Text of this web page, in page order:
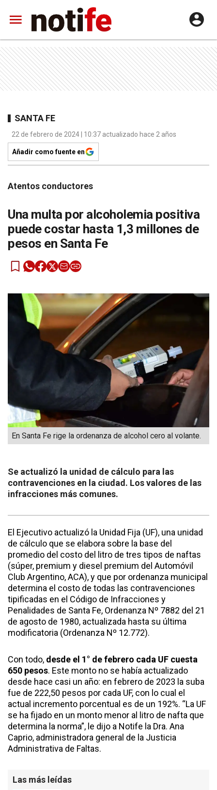
SANTA FE
22 de febrero de 2024 | 10:37 actualizado hace 2 años
Añadir como fuente en
Atentos conductores
Una multa por alcoholemia positiva
puede costar hasta 1,3 millones de
pesos en Santa Fe
En Santa Fe rige la ordenanza de alcohol cero al volante.
Se actualizó la unidad de cálculo para las
contravenciones en la ciudad. Los valores de las
infracciones más comunes.
El Ejecutivo actualizó la Unidad Fija (UF), una unidad
de cálculo que se elabora sobre la base del
promedio del costo del litro de tres tipos de naftas
(súper, premium y diesel premium del Automóvil
Club Argentino, ACA), y que por ordenanza municipal
determina el costo de todas las contravenciones
tipificadas en el Código de Infracciones y
Penalidades de Santa Fe, Ordenanza Nº 7882 del 21
de agosto de 1980, actualizada hasta su última
modificatoria (Ordenanza Nº 12.772).
Con todo, desde el 1° de febrero cada UF cuesta
650 pesos. Este monto no se había actualizado
desde hace casi un año: en febrero de 2023 la suba
fue de 222,50 pesos por cada UF, con lo cual el
actual incremento porcentual es de un 192%. “La UF
se ha fijado en un monto menor al litro de nafta que
determina la norma”, le dijo a Notife la Dra. Ana
Caprio, administradora general de la Justicia
Administrativa de Faltas.
Las más leídas